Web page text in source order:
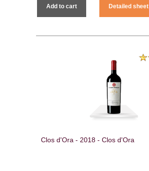
Add to cart Detailed sheet
Clos d'Ora - 2018 - Clos d'Ora